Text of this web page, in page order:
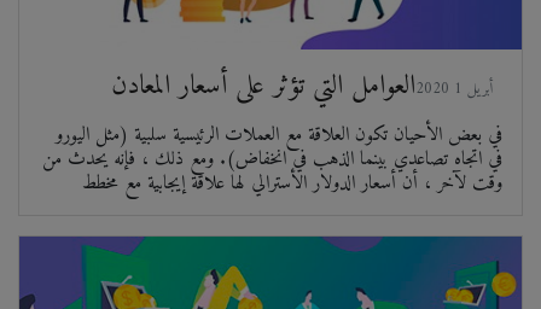
العوامل التي تؤثر على أسعار المعادن
في بعض الأحيان تكون العلاقة مع العملات الرئيسية سلبية (مثل اليورو
في اتجاه تصاعدي بينما الذهب في انخفاض). ومع ذلك ، فإنه يحدث من
وقت لآخر ، أن أسعار الدولار الأسترالي لها علاقة إيجابية مع مخطط